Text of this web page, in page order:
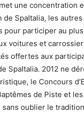
une concentration
de SpaItalia, les
pour participer au
voitures et
offertes aux
SpaItalia. 2012 ne
le Concours
de Piste et
oublier le